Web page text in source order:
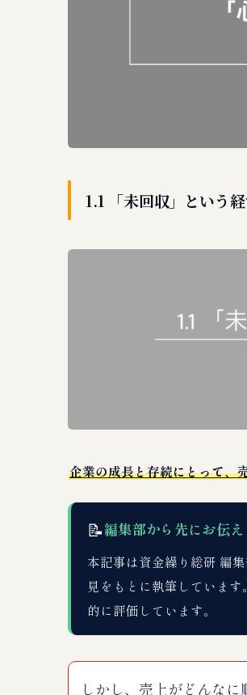
1.1 「未回収」という
企業の成長と存続にとって、
📝編集部から先にお伝え
本記事は資金繰り総研 編
見をもとに執筆していま
的に評価しています。
しかし、売上がどんな